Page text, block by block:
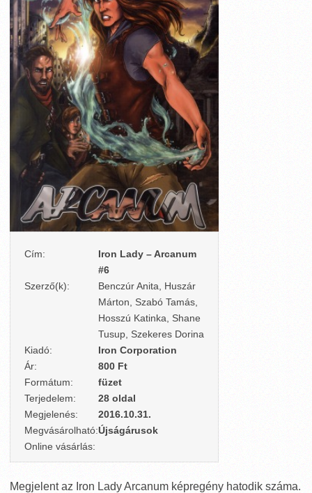
Cím:
Iron Lady – Arcanum
#6
Szerző(k):
Benczúr Anita, Huszár
Márton, Szabó Tamás,
Hosszú Katinka, Shane
Tusup, Szekeres Dorina
Kiadó:
Iron Corporation
Ár:
800 Ft
Formátum:
füzet
Terjedelem:
28 oldal
Megjelenés:
2016.10.31.
Megvásárolható:Újságárusok
Online vásárlás:
Megjelent az Iron Lady Arcanum képregény hatodik száma.